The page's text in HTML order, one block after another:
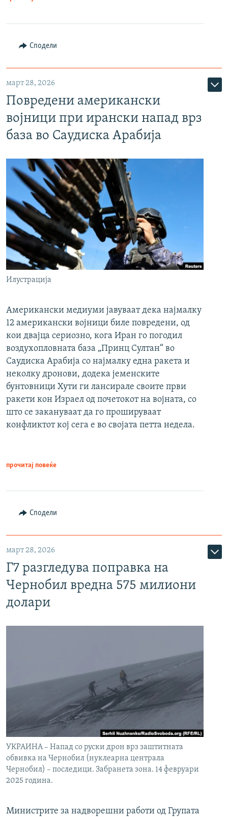
Сподели
март 28, 2026
Повредени американски
војници при ирански напад врз
база во Саудиска Арабија
Илустрација
Американски медиуми јавуваат дека најмалку
12 американски војници биле повредени, од
кои двајца сериозно, кога Иран го погодил
воздухопловната база „Принц Султан“ во
Саудиска Арабија со најмалку една ракета и
неколку дронови, додека јеменските
бунтовници Хути ги лансирале своите први
ракети кон Израел од почетокот на војната, со
што се закануваат да го прошируваат
конфликтот кој сега е во својата петта недела.
прочитај повеќе
Сподели
март 28, 2026
Г7 разгледува поправка на
Чернобил вредна 575 милиони
долари
УКРАИНА – Напад со руски дрон врз заштитната
обвивка на Чернобил (нуклеарна централа
Чернобил) – последици. Забранета зона. 14 февруари
2025 година.
Министрите за надворешни работи од Групата